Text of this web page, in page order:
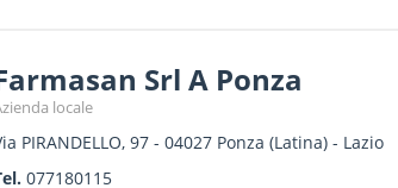
Srl A Ponza
locale
PIRANDELLO, 97- 04027 Ponza (Latina) - Lazio
077180115